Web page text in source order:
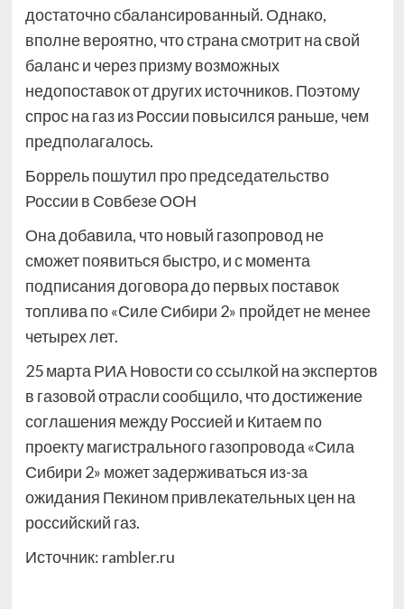
достаточно сбалансированный. Однако,
вполне вероятно, что страна смотрит на свой
баланс и через призму возможных
недопоставок от других источников. Поэтому
спрос на газ из России повысился раньше, чем
предполагалось.
Боррель пошутил про председательство
России в Совбезе ООН
Она добавила, что новый газопровод не
сможет появиться быстро, и с момента
подписания договора до первых поставок
топлива по «Силе Сибири 2» пройдет не менее
четырех лет.
25 марта РИА Новости со ссылкой на экспертов
в газовой отрасли сообщило, что достижение
соглашения между Россией и Китаем по
проекту магистрального газопровода «Сила
Сибири 2» может задерживаться из-за
ожидания Пекином привлекательных цен на
российский газ.
Источник: rambler.ru